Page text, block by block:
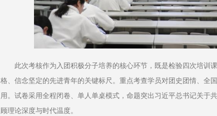
此次考核作为入团积极分子培养的核心环节，既是检验四次培训
格、信念坚定的先进青年的关键标尺。重点考查学员对团史团情、全
用。试卷采用全程闭卷、单人单桌模式，命题突出习近平总书记关于
顾理论深度与时代温度。